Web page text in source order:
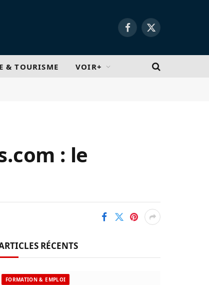
Facebook
X
& TOURISME VOIR+
: le
RÉCENTS
FORMATION & EMPLOI